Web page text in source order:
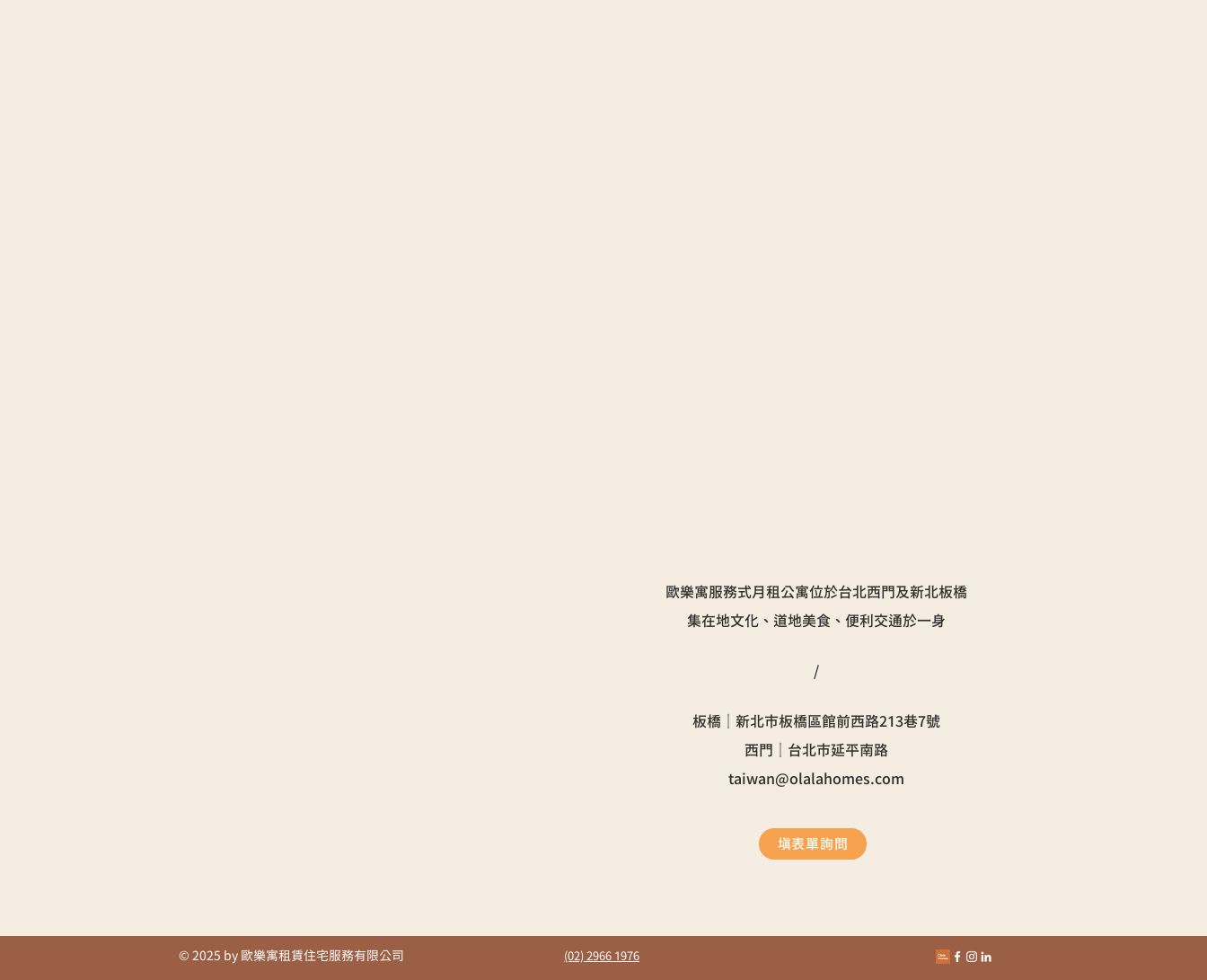
歐樂寓服務式月租公寓位於台北西門及新北板橋
集在地文化、道地美食、便利交通於一身
/
板橋｜新北市板橋區館前西路213巷7號
​西門｜台北市延平南路
taiwan@olalahomes.com
填表單詢問
© 2025 by 歐樂寓租賃住宅服務有限公司 (02) 2966 1976